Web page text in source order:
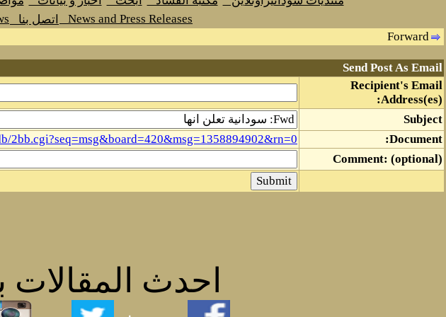
News and Press Releases
اتصل بنا
Forward
Send Post As Email
Recipient's Email
Address(es):
Subject
Document:
2bb.cgi?seq=msg&board=420&msg=1358894902&rn=0
Comment: (optional)
احدث المقالات